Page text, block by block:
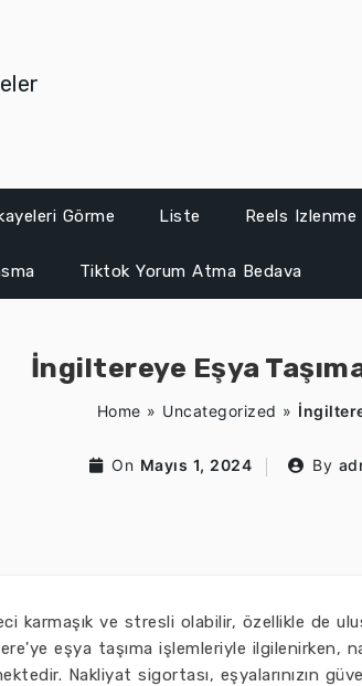
Görme Liste Reels
Tiktok Yorum Atma Bedava
İngiltereye Eşya
Home » Uncategorized »
On Mayıs 1, 2024 By
karmaşık ve stresli olabilir, özellikle de
eşya taşıma işlemleriyle ilgilenirken,
Nakliyat sigortası, eşyalarınızın